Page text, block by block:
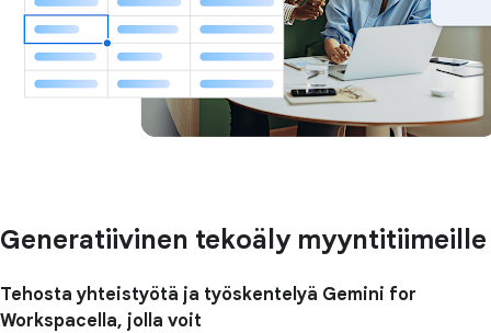
Generatiivinen tekoäly myyntitiimeille
Tehosta yhteistyötä ja työskentelyä Gemini for
Workspacella, jolla voit